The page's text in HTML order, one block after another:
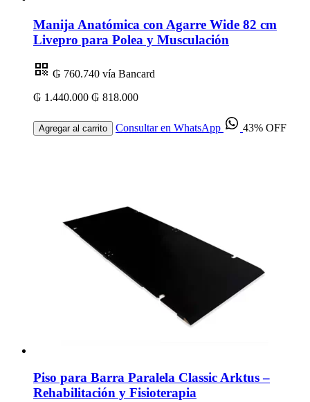
Manija Anatómica con Agarre Wide 82 cm
Livepro para Polea y Musculación
₲ 760.740 vía Bancard
₲ 1.440.000 ₲ 818.000
Agregar al carrito Consultar en WhatsApp 43% OFF
Piso para Barra Paralela Classic Arktus –
Rehabilitación y Fisioterapia